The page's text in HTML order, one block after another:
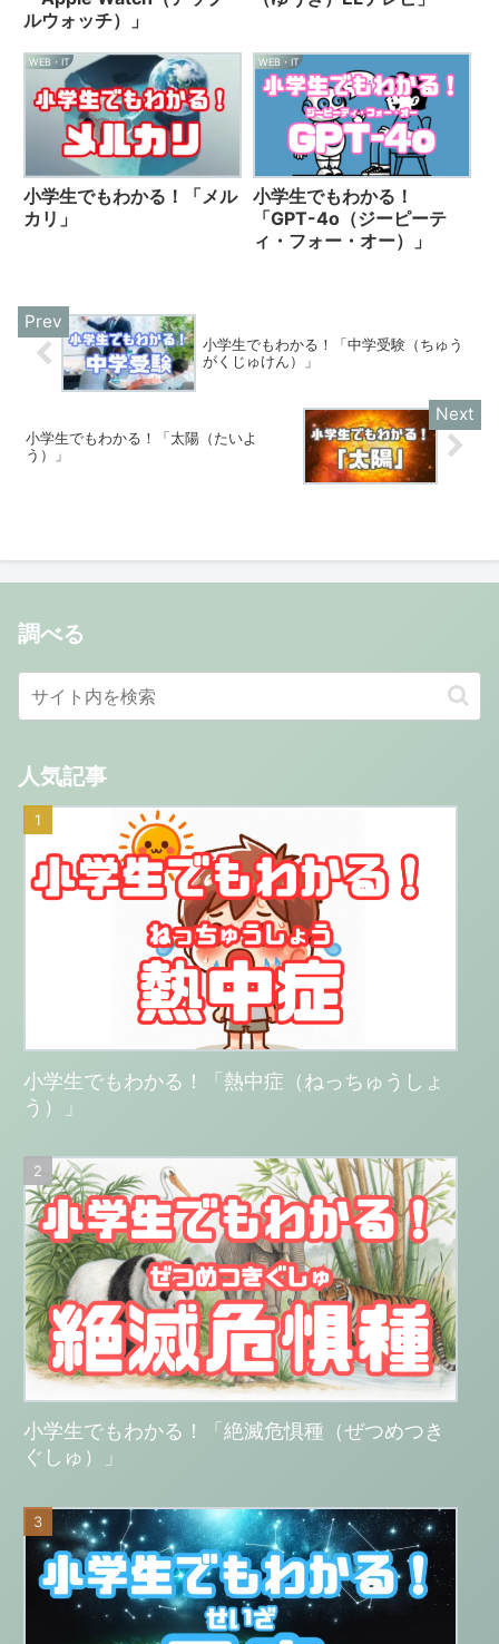
ルウォッチ）」
WEB・IT
小学生でもわかる！「メル
カリ」
WEB・IT
小学生でもわかる！
「GPT-4o（ジーピーテ
ィ・フォー・オー）」
小学生でもわかる！「中学受験（ちゅう
がくじゅけん）」
小学生でもわかる！「太陽（たいよ
う）」
調べる
人気記事
小学生でもわかる！「熱中症（ねっちゅうしょ
う）」
小学生でもわかる！「絶滅危惧種（ぜつめつき
ぐしゅ）」